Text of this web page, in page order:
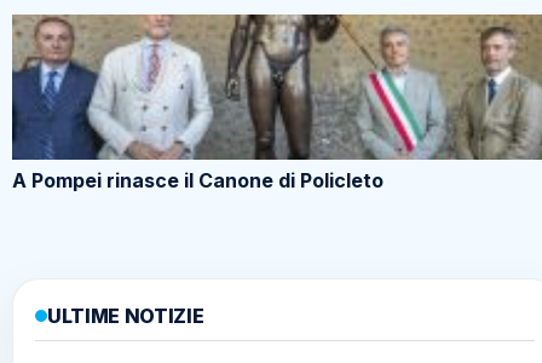
A Pompei rinasce il Canone di Policleto
ULTIME NOTIZIE